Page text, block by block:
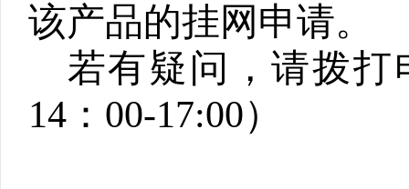
该产品的挂网申请。
若有疑问，请拨打
14：00-17:00）